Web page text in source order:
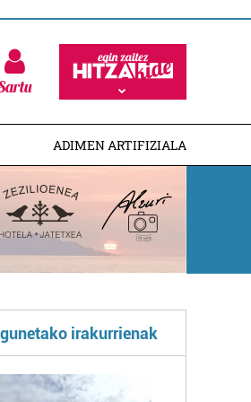
ADIMEN ARTIFIZIALA
irakurrienak